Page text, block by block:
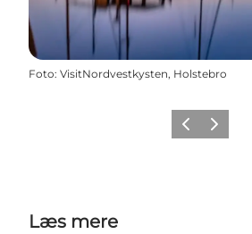
Foto: VisitNordvestkysten, Holstebro
ForrigeNæste
Læs mere